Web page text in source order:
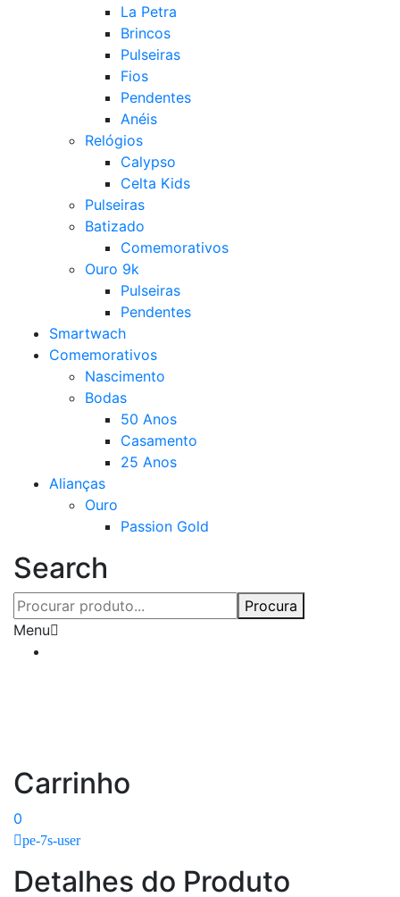
La Petra
Brincos
Pulseiras
Fios
Pendentes
Anéis
Relógios
Calypso
Celta Kids
Pulseiras
Batizado
Comemorativos
Ouro 9k
Pulseiras
Pendentes
Smartwach
Comemorativos
Nascimento
Bodas
50 Anos
Casamento
25 Anos
Alianças
Ouro
Passion Gold
Search
Procura
Menu
Carrinho
0
pe-7s-user
Detalhes do Produto